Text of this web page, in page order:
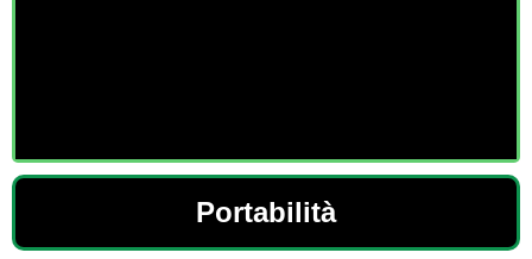
Portabilità